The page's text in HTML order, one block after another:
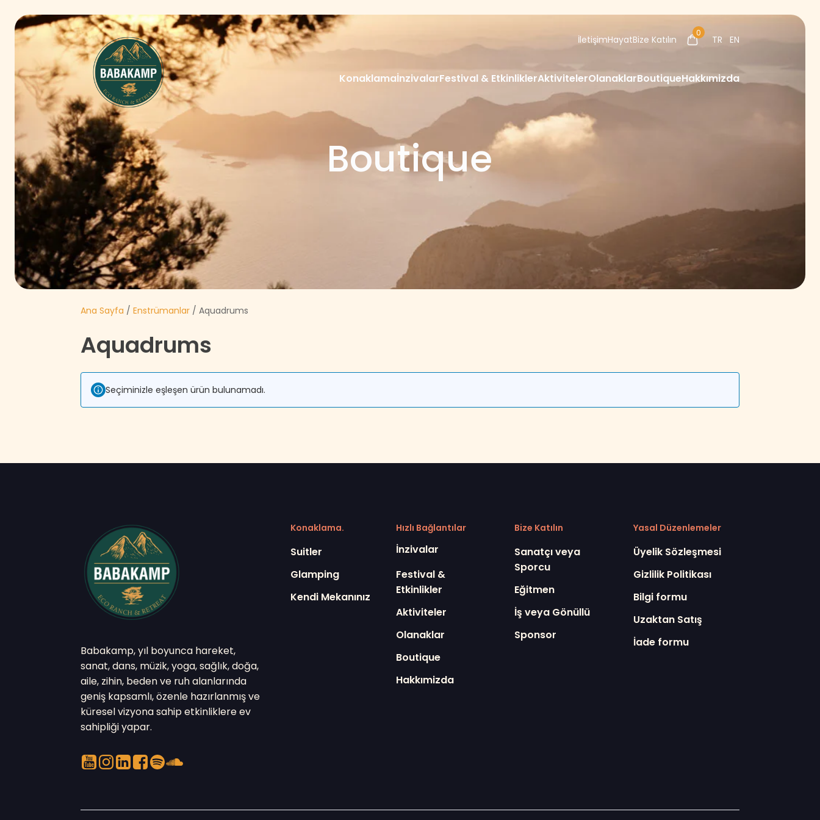
İletişimHayatBize Katılın
0
TR EN
KonaklamaİnzivalarFestival & EtkinliklerAktivitelerOlanaklarBoutiqueHakkımizda
Boutique
Ana Sayfa / Enstrümanlar / Aquadrums
Aquadrums
Seçiminizle eşleşen ürün bulunamadı.
Babakamp, yıl boyunca hareket,
sanat, dans, müzik, yoga, sağlık, doğa,
aile, zihin, beden ve ruh alanlarında
geniş kapsamlı, özenle hazırlanmış ve
küresel vizyona sahip etkinliklere ev
sahipliği yapar.
Konaklama.
Suitler
Glamping
Kendi Mekanınız
Hızlı Bağlantılar
İnzivalar
Festival &
Etkinlikler
Aktiviteler
Olanaklar
Boutique
Hakkımizda
Bize Katılın
Sanatçı veya
Sporcu
Eğitmen
İş veya Gönüllü
Sponsor
Yasal Düzenlemeler
Üyelik Sözleşmesi
Gizlilik Politikası
Bilgi formu
Uzaktan Satış
İade formu